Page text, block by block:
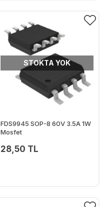
STOKTA YOK
FDS9945 SOP-8 60V 3.5A 1W
Mosfet
28,50 TL